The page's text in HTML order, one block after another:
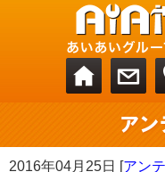
2016年04月25日 [アン